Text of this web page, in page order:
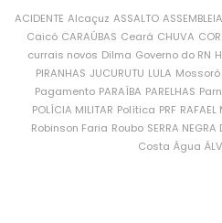
ACIDENTE Alcaçuz ASSALTO
Caicó CARAÚBAS Ceará CHUVA
currais novos Dilma Governo do RN
PIRANHAS JUCURUTU LULA Mossoró
Pagamento PARAÍBA PARELHAS
POLÍCIA MILITAR Política PRF RAFAEL
Robinson Faria Roubo SERRA NEGRA
Costa Água